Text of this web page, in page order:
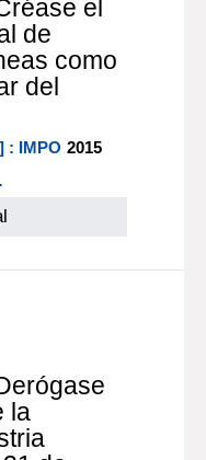
el
de
como
del
IMPO